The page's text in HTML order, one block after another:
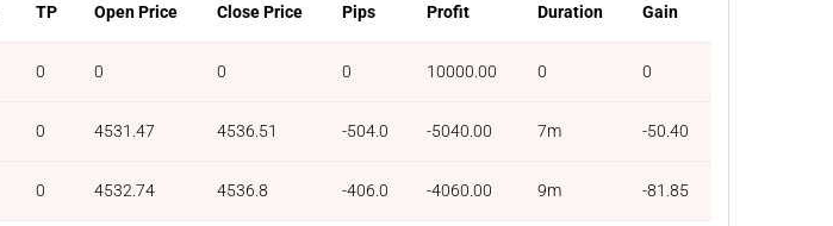
TP Open Price Close Price Pips Profit Duration Gain
0 0 0 0 10000.00 0 0
0 4531.47 4536.51 -504.0 -5040.00 7m -50.40
0 4532.74 4536.8 -406.0 -4060.00 9m -81.85